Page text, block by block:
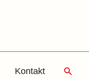
Kontakt Suchen